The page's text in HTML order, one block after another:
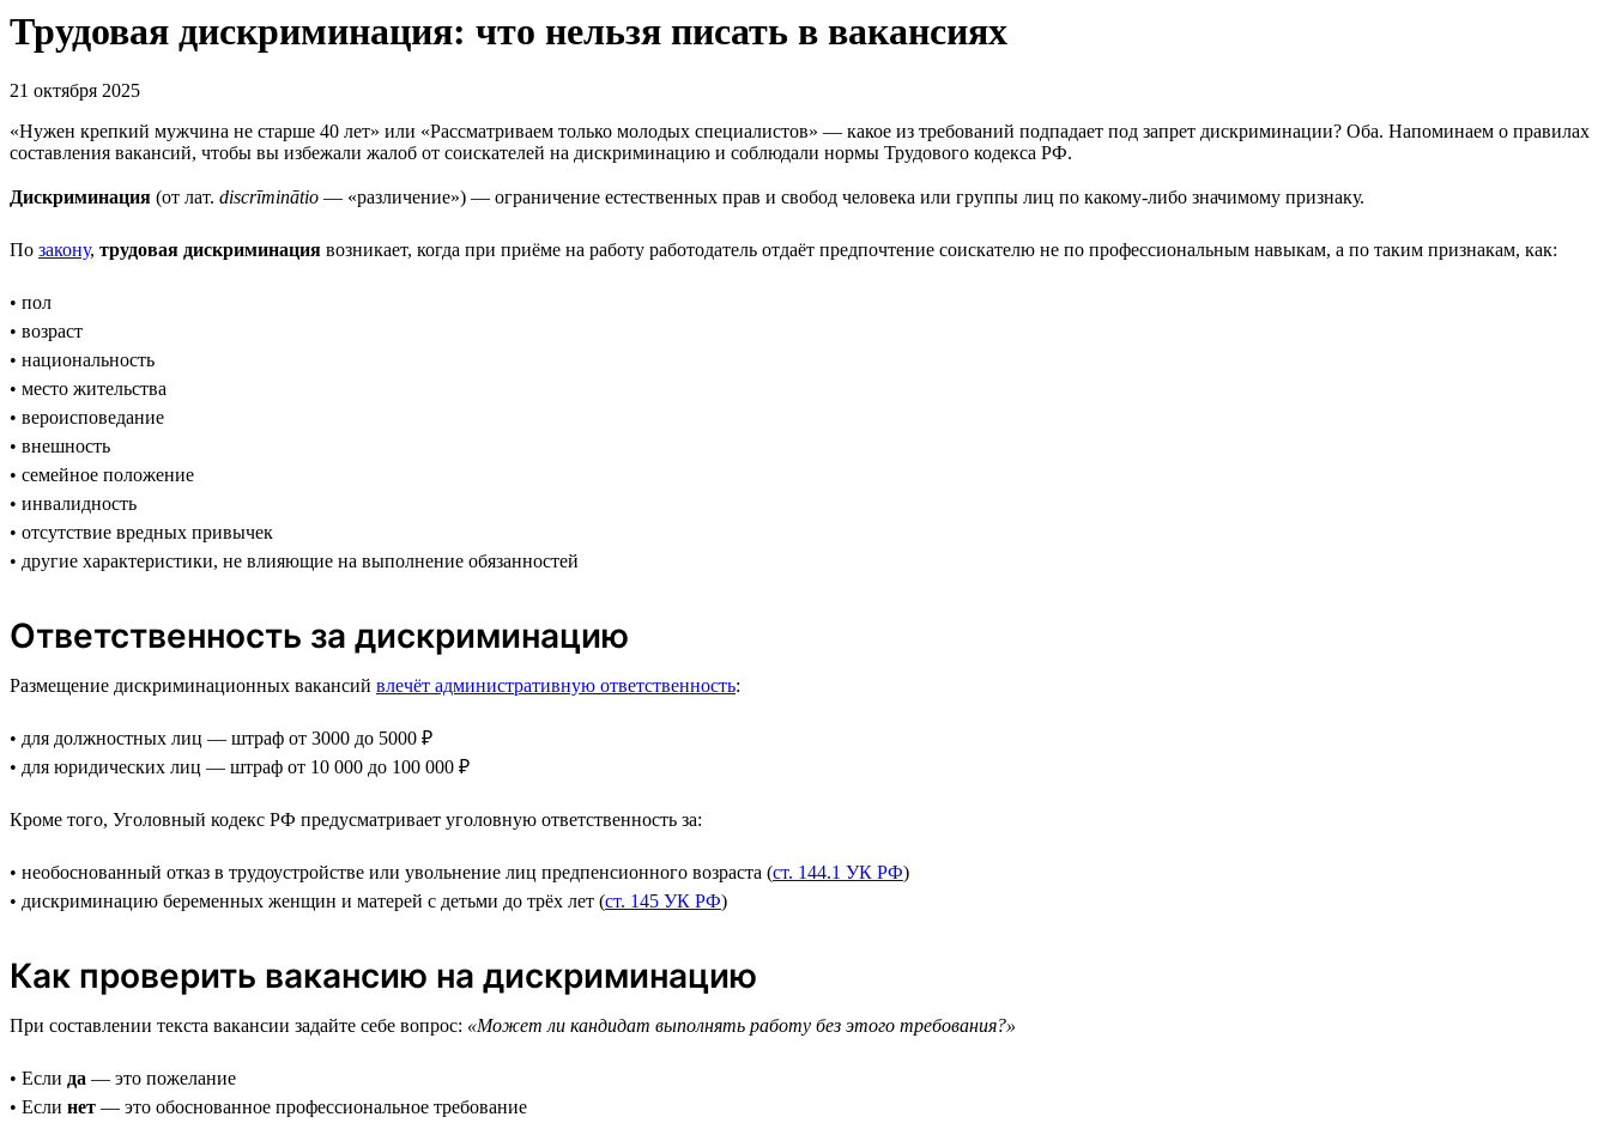
Трудовая дискриминация: что нельзя писать в вакансиях
21 октября 2025
«Нужен крепкий мужчина не старше 40 лет» или «Рассматриваем только молодых специалистов» — какое из требований подпадает под запрет дискриминации? Оба. Напоминаем о правилах
составления вакансий, чтобы вы избежали жалоб от соискателей на дискриминацию и соблюдали нормы Трудового кодекса РФ.
Дискриминация (от лат. discrīminātio — «различение») — ограничение естественных прав и свобод человека или группы лиц по какому-либо значимому признаку.
По закону, трудовая дискриминация возникает, когда при приёме на работу работодатель отдаёт предпочтение соискателю не по профессиональным навыкам, а по таким признакам, как:
• пол
• возраст
• национальность
• место жительства
• вероисповедание
• внешность
• семейное положение
• инвалидность
• отсутствие вредных привычек
• другие характеристики, не влияющие на выполнение обязанностей
Ответственность за дискриминацию
Размещение дискриминационных вакансий влечёт административную ответственность:
• для должностных лиц — штраф от 3000 до 5000 ₽
• для юридических лиц — штраф от 10 000 до 100 000 ₽
Кроме того, Уголовный кодекс РФ предусматривает уголовную ответственность за:
• необоснованный отказ в трудоустройстве или увольнение лиц предпенсионного возраста (ст. 144.1 УК РФ)
• дискриминацию беременных женщин и матерей с детьми до трёх лет (ст. 145 УК РФ)
Как проверить вакансию на дискриминацию
При составлении текста вакансии задайте себе вопрос: «Может ли кандидат выполнять работу без этого требования?»
• Если да — это пожелание
• Если нет — это обоснованное профессиональное требование